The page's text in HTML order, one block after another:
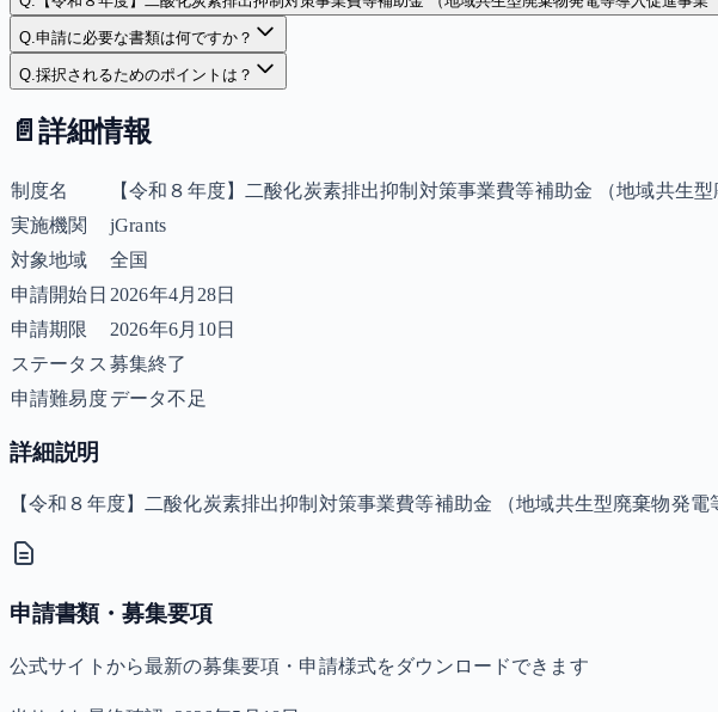
Q.申請に必要な書類は何ですか？
Q.採択されるためのポイントは？
📄 詳細情報
制度名
【令和８年度】二酸化炭素排出抑制対策事業費等補助金 （地域共生
実施機関
jGrants
対象地域
全国
申請開始日 2026年4月28日
申請期限
2026年6月10日
ステータス 募集終了
申請難易度データ不足
詳細説明
【令和８年度】二酸化炭素排出抑制対策事業費等補助金 （地域共生型廃棄物発
申請書類・募集要項
公式サイトから最新の募集要項・申請様式をダウンロードできます